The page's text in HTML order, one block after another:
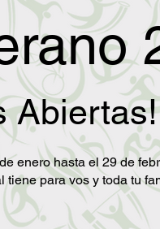
Abiertas!
enero hasta el 29 de
para vos y toda tu